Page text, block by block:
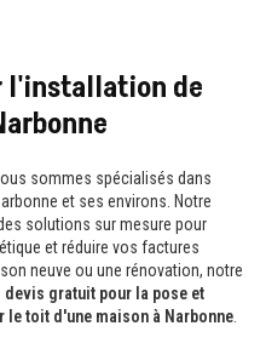
l'installation de
sommes spécialisés dans
et ses environs. Notre
solutions sur mesure pour
et réduire vos factures
neuve ou une rénovation, notre
devis gratuit pour la pose et
toit d'une maison à Narbonne